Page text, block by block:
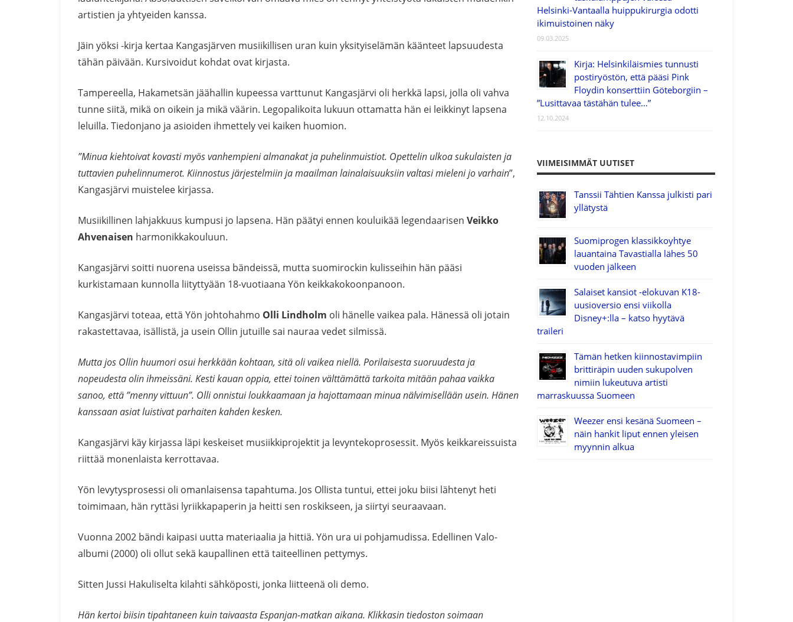
artistien ja yhtyeiden kanssa.
Jäin yöksi -kirja kertaa Kangasjärven musiikillisen uran kuin yksityiselämän käänteet lapsuudesta
tähän päivään. Kursivoidut kohdat ovat kirjasta.
Tampereella, Hakametsän jäähallin kupeessa varttunut Kangasjärvi oli herkkä lapsi, jolla oli vahva
tunne siitä, mikä on oikein ja mikä väärin. Legopalikoita lukuun ottamatta hän ei leikkinyt lapsena
leluilla. Tiedonjano ja asioiden ihmettely vei kaiken huomion.
”Minua kiehtoivat kovasti myös vanhempieni almanakat ja puhelinmuistiot. Opettelin ulkoa sukulaisten ja
tuttavien puhelinnumerot. Kiinnostus järjestelmiin ja maailman lainalaisuuksiin valtasi mieleni jo varhain”,
Kangasjärvi muistelee kirjassa.
Musiikillinen lahjakkuus kumpusi jo lapsena. Hän päätyi ennen kouluikää legendaarisen Veikko
Ahvenaisen harmonikkakouluun.
Kangasjärvi soitti nuorena useissa bändeissä, mutta suomirockin kulisseihin hän pääsi
kurkistamaan kunnolla liityttyään 18-vuotiaana Yön keikkakokoonpanoon.
Kangasjärvi toteaa, että Yön johtohahmo Olli Lindholm oli hänelle vaikea pala. Hänessä oli jotain
rakastettavaa, isällistä, ja usein Ollin jutuille sai nauraa vedet silmissä.
Mutta jos Ollin huumori osui herkkään kohtaan, sitä oli vaikea niellä. Porilaisesta suoruudesta ja
nopeudesta olin ihmeissäni. Kesti kauan oppia, ettei toinen välttämättä tarkoita mitään pahaa vaikka
sanoo, että ”menny vittuun”. Olli onnistui loukkaamaan ja hajottamaan minua nälvimisellään usein. Hänen
kanssaan asiat luistivat parhaiten kahden kesken.
Kangasjärvi käy kirjassa läpi keskeiset musiikkiprojektit ja levyntekoprosessit. Myös keikkareissuista
riittää monenlaista kerrottavaa.
Yön levytysprosessi oli omanlaisensa tapahtuma. Jos Ollista tuntui, ettei joku biisi lähtenyt heti
toimimaan, hän ryttäsi lyriikkapaperin ja heitti sen roskikseen, ja siirtyi seuraavaan.
Vuonna 2002 bändi kaipasi uutta materiaalia ja hittiä. Yön ura ui pohjamudissa. Edellinen Valo-
albumi (2000) oli ollut sekä kaupallinen että taiteellinen pettymys.
Sitten Jussi Hakuliselta kilahti sähköposti, jonka liitteenä oli demo.
Hän kertoi biisin tipahtaneen kuin taivaasta Espanjan-matkan aikana. Klikkasin tiedoston soimaan
Helsinki-Vantaalla huippukirurgia odotti
ikimuistoinen näky
09.03.2025
Kirja: Helsinkiläismies tunnusti
postiryöstön, että pääsi Pink
Floydin konserttiin Göteborgiin –
”Lusittavaa tästähän tulee…”
12.10.2024
VIIMEISIMMÄT UUTISET
Tanssii Tähtien Kanssa julkisti pari
yllätystä
Suomiprogen klassikkoyhtye
lauantaina Tavastialla lähes 50
vuoden jälkeen
Salaiset kansiot -elokuvan K18-
uusioversio ensi viikolla
Disney+:lla – katso hyytävä
traileri
Tämän hetken kiinnostavimpiin
brittiräpin uuden sukupolven
nimiin lukeutuva artisti
marraskuussa Suomeen
Weezer ensi kesänä Suomeen –
näin hankit liput ennen yleisen
myynnin alkua